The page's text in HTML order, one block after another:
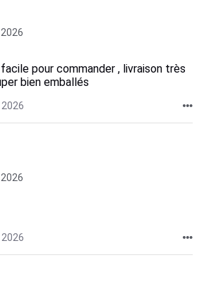
pour commander , livraison très
bien emballés